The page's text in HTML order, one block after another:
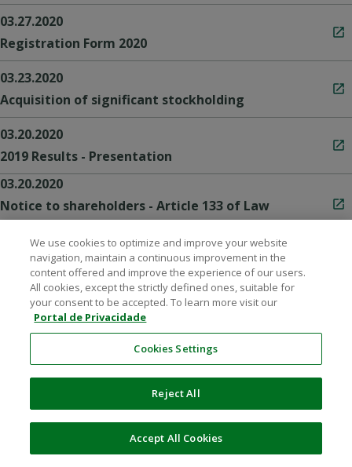
03.27.2020
Registration Form 2020
03.23.2020
Acquisition of significant stockholding
03.20.2020
2019 Results - Presentation
03.20.2020
Notice to shareholders - Article 133 of Law
6,404 of December 15, 1976
03.20.2020
Renova accepts binding offer – with 30 days
exclusivity for completion of documents
03.19.2020
Comitê de Auditoria - Ata
03.18.2020
Comitê de Auditoria - Ata
03.18.2020
Timetable for publication of 2019 Results
We use cookies to optimize and improve your website
navigation, maintain a continuous improvement in the
content offered and improve the experience of our users.
All cookies, except the strictly defined ones, suitable for
your consent to be accepted. To learn more visit our
Portal de Privacidade
Cookies Settings
Reject All
Accept All Cookies